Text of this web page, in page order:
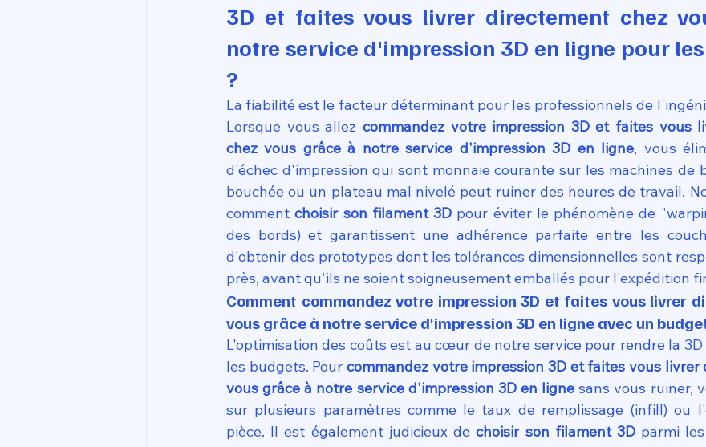
3D et faites vous livrer directement chez
notre service d'impression 3D en ligne pour
?
La fiabilité est le facteur déterminant pour les professionnels de
Lorsque vous allez commandez votre impression 3D et faites vous
chez vous grâce à notre service d'impression 3D en ligne, vous
d'échec d'impression qui sont monnaie courante sur les machines de
bouchée ou un plateau mal nivelé peut ruiner des heures de travail.
comment choisir son filament 3D pour éviter le phénomène de
des bords) et garantissent une adhérence parfaite entre les
d'obtenir des prototypes dont les tolérances dimensionnelles sont
près, avant qu'ils ne soient soigneusement emballés pour l'expédition
Comment commandez votre impression 3D et faites vous livrer
vous grâce à notre service d'impression 3D en ligne avec un
L'optimisation des coûts est au cœur de notre service pour rendre la 3D
les budgets. Pour commandez votre impression 3D et faites vous livrer
vous grâce à notre service d'impression 3D en ligne sans vous ruiner,
sur plusieurs paramètres comme le taux de remplissage (infill) ou
pièce. Il est également judicieux de choisir son filament 3D parmi